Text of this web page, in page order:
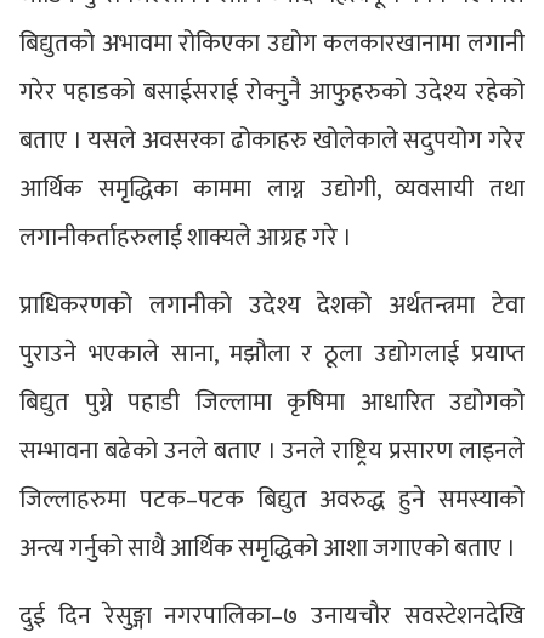
बिद्युतको अभावमा रोकिएका उद्योग कलकारखानामा लगानी
गरेर पहाडको बसाईसराई रोक्नुनै आफुहरुको उदेश्य रहेको
बताए । यसले अवसरका ढोकाहरु खोलेकाले सदुपयोग गरेर
आर्थिक समृद्धिका काममा लाग्न उद्योगी, व्यवसायी तथा
लगानीकर्ताहरुलाई शाक्यले आग्रह गरे ।
प्राधिकरणको लगानीको उदेश्य देशको अर्थतन्त्रमा टेवा
पुराउने भएकाले साना, मझौला र ठूला उद्योगलाई प्रयाप्त
बिद्युत पुग्ने पहाडी जिल्लामा कृषिमा आधारित उद्योगको
सम्भावना बढेको उनले बताए । उनले राष्ट्रिय प्रसारण लाइनले
जिल्लाहरुमा पटक–पटक बिद्युत अवरुद्ध हुने समस्याको
अन्त्य गर्नुको साथै आर्थिक समृद्धिको आशा जगाएको बताए ।
दुई दिन रेसुङ्गा नगरपालिका–७ उनायचौर सवस्टेशनदेखि